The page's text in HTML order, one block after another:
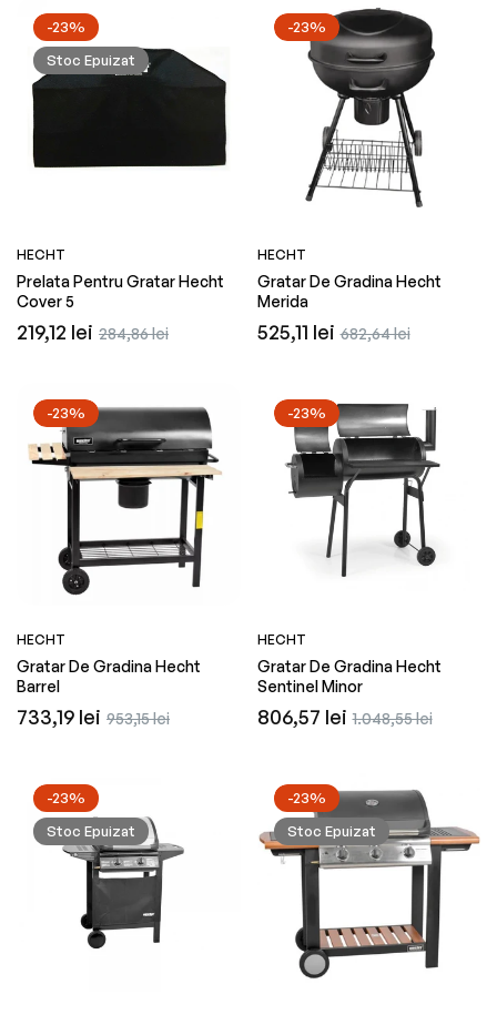
-23%
Stoc Epuizat
HECHT
Prelata Pentru Gratar Hecht
Cover 5
Preț
219,12 lei Preț
284,86 lei
-23%
HECHT
Gratar De Gradina Hecht
Merida
Preț
525,11 leiPreț
682,64 lei
-23%
HECHT
Gratar De Gradina Hecht
Barrel
Preț
733,19 lei Preț
953,15 lei
-23%
HECHT
Gratar De Gradina Hecht
Sentinel Minor
Preț
806,57 leiPreț
1.048,55 lei
-23%
Stoc Epuizat
-23%
Stoc Epuizat